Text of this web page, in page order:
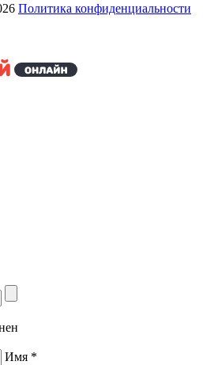
Политика конфиденциальности
Имя *